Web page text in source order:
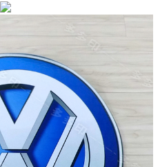
理人或監護人之同意方可使用
者引起之損失，本公司不負相關責
據個別帳號之用戶狀況，依本公司即
度不足之情形，本公司將視審查結果
資訊註冊。若發現惡意使用之情形，
戶之使用額度並採取法律行動。